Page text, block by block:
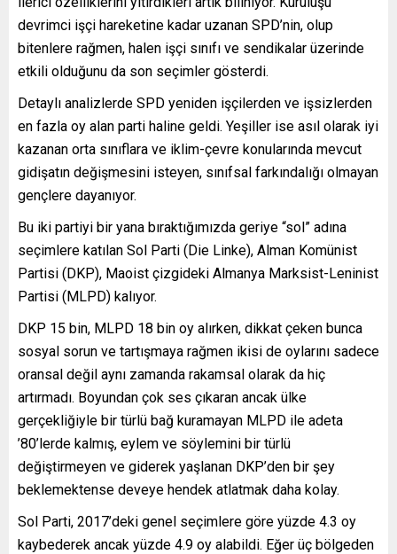
devrimci işçi hareketine kadar uzanan SPD’nin, olup
bitenlere rağmen, halen işçi sınıfı ve sendikalar üzerinde
etkili olduğunu da son seçimler gösterdi.
Detaylı analizlerde SPD yeniden işçilerden ve işsizlerden
en fazla oy alan parti haline geldi. Yeşiller ise asıl olarak iyi
kazanan orta sınıflara ve iklim-çevre konularında mevcut
gidişatın değişmesini isteyen, sınıfsal farkındalığı olmayan
gençlere dayanıyor.
Bu iki partiyi bir yana bıraktığımızda geriye “sol” adına
seçimlere katılan Sol Parti (Die Linke), Alman Komünist
Partisi (DKP), Maoist çizgideki Almanya Marksist-Leninist
Partisi (MLPD) kalıyor.
DKP 15 bin, MLPD 18 bin oy alırken, dikkat çeken bunca
sosyal sorun ve tartışmaya rağmen ikisi de oylarını sadece
oransal değil aynı zamanda rakamsal olarak da hiç
artırmadı. Boyundan çok ses çıkaran ancak ülke
gerçekliğiyle bir türlü bağ kuramayan MLPD ile adeta
’80’lerde kalmış, eylem ve söylemini bir türlü
değiştirmeyen ve giderek yaşlanan DKP’den bir şey
beklemektense deveye hendek atlatmak daha kolay.
Sol Parti, 2017’deki genel seçimlere göre yüzde 4.3 oy
kaybederek ancak yüzde 4.9 oy alabildi. Eğer üç bölgeden